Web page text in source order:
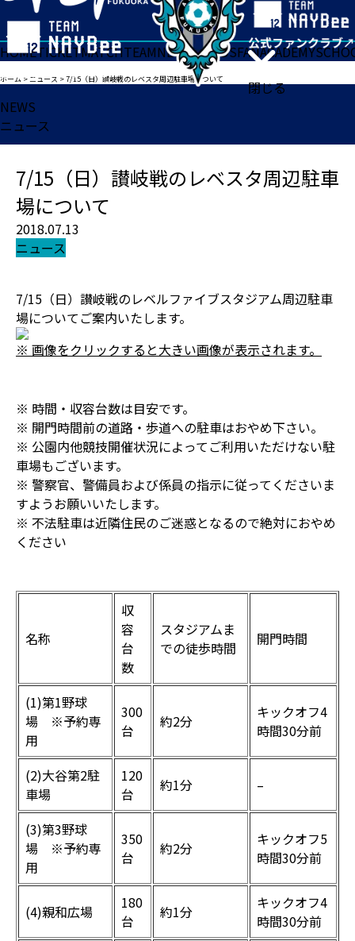
閉じる
HOMETICKETMATCHTEAMNEWSGOODSFANACADEMY
ホーム >ニュース >7/15（日）讃岐戦のレベスタ周辺駐車場について
NEWS
ニュース
7/15（日）讃岐戦のレベスタ周辺駐車
場について
2018.07.13
ニュース
7/15（日）讃岐戦のレベルファイブスタジアム周辺駐車
場についてご案内いたします。
※ 画像をクリックすると大きい画像が表示されます。
※ 時間・収容台数は目安です。
※ 開門時間前の道路・歩道への駐車はおやめ下さい。
※ 公園内他競技開催状況によってご利用いただけない駐
車場もございます。
※ 警察官、警備員および係員の指示に従ってくださいま
すようお願いいたします。
※ 不法駐車は近隣住民のご迷惑となるので絶対におやめ
ください
名称
収
容
台
数
スタジアムま
での徒歩時間
開門時間
(1)第1野球
場 ※予約専
用
300
台
約2分
キックオフ4
時間30分前
(2)大谷第2駐
車場
120
台
約1分 –
(3)第3野球
場 ※予約専
用
350
台
約2分
キックオフ5
時間30分前
(4)親和広場
180
台
約1分
キックオフ4
時間30分前